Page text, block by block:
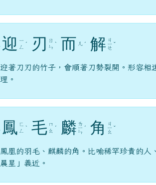
迎 ㄧ
ㄥ
ˊ 刃
ㄖ
ㄣ ˋ 而 ㄦ ˊ 解 ㄐ
ㄧ
ㄝ
ˇ
迎著刀刃的竹子，會順著刀勢裂開。形容
理。
鳳 ㄈ
ㄥ ˋ 毛 ㄇ
ㄠ ˊ 麟 ㄌ
ㄧ
ㄣ
ˊ 角 ㄐ
ㄧ
ㄠ
ˇ
鳳凰的羽毛、麒麟的角。比喻稀罕珍貴的
晨星」義近。